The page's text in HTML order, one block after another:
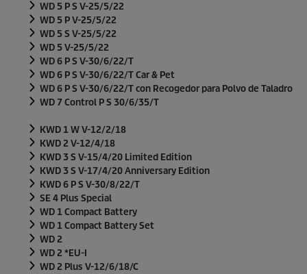
WD 5 P S V-25/5/22
WD 5 P V-25/5/22
WD 5 S V-25/5/22
WD 5 V-25/5/22
WD 6 P S V-30/6/22/T
WD 6 P S V-30/6/22/T Car & Pet
WD 6 P S V-30/6/22/T con Recogedor para Polvo de Taladro
WD 7 Control P S 30/6/35/T
KWD 1 W V-12/2/18
KWD 2 V-12/4/18
KWD 3 S V-15/4/20 Limited Edition
KWD 3 S V-17/4/20 Anniversary Edition
KWD 6 P S V-30/8/22/T
SE 4 Plus Special
WD 1 Compact Battery
WD 1 Compact Battery Set
WD 2
WD 2 *EU-I
WD 2 Plus V-12/6/18/C